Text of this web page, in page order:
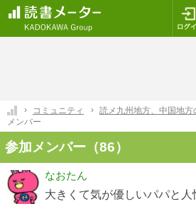
コミュニティ
読メ九州地方、中国地方
メンバー
参加メンバー（86）
なおたん
大きくて気が優しいパパと